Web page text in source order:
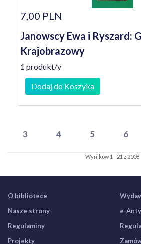
7,00 PLN
Janowscy Ewa i Ryszard:
Krajobrazowy
1 produkt/y
Dodaj do Koszyka
3 4 5 6
Wyników 1 - 21 z 2008
O bibliotece
Nasze strony
Regulaminy
Projekty
e-